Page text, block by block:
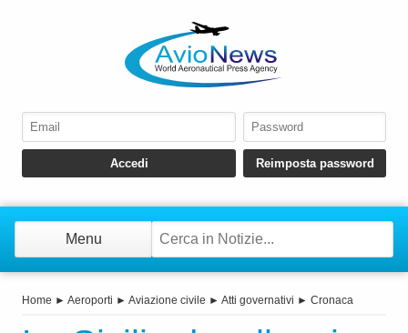
Menu
Home ► Aeroporti ► Aviazione civile ► Atti governativi ► Cronaca